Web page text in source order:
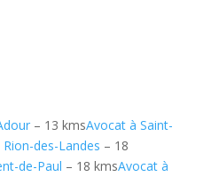
– 13 kmsAvocat à Saint-
des-Landes – 18
de-Paul – 18 kmsAvocat à